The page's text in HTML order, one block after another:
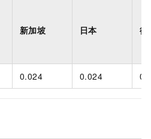
新加坡 日本 德
0.024 0.024